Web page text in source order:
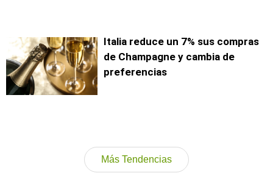
Italia reduce un 7% sus compras
de Champagne y cambia de
preferencias
Más Tendencias